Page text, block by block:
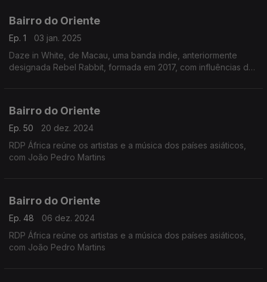
Bairro do Oriente
Ep. 1
03 jan. 2025
Daze in White, de Macau, uma banda indie, anteriormente
designada Rebel Rabbit, formada em 2017, com influências de
Bairro do Oriente
Ep. 50
20 dez. 2024
RDP África reúne os artistas e a música dos países asiáticos,
com João Pedro Martins
Bairro do Oriente
Ep. 48
06 dez. 2024
RDP África reúne os artistas e a música dos países asiáticos,
com João Pedro Martins